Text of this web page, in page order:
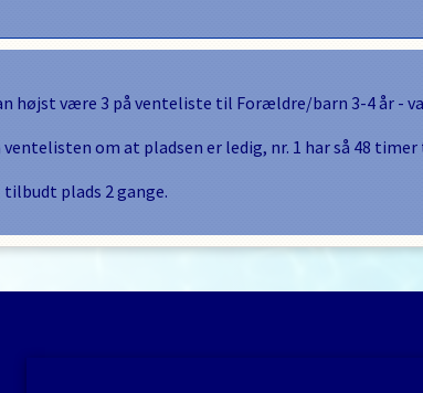
højst være3 på venteliste til Forældre/barn 3-4 år -
om at pladsen er ledig, nr. 1 har så 48 timer
tilbudt plads 2gange.